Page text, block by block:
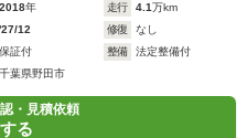
2018年 走行 4.1万km
'27/12 修復
なし
保証付 整備
法定整備付
千葉県野田市
・見積依頼
る